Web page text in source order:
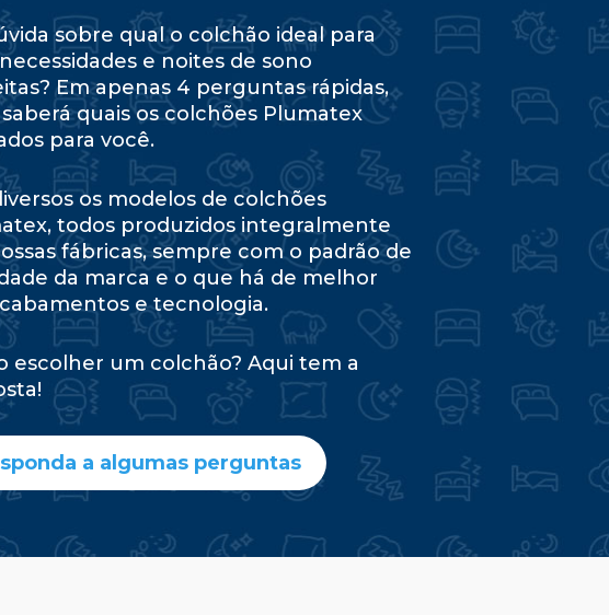
sobre qual o colchão ideal para
e noites de sono
Em apenas 4 perguntas rápidas,
quais os colchões Plumatex
para você.
os modelos de colchões
todos produzidos integralmente
fábricas, sempre com o padrão de
da marca e o que há de melhor
e tecnologia.
escolher um colchão? Aqui tem a
a algumas perguntas